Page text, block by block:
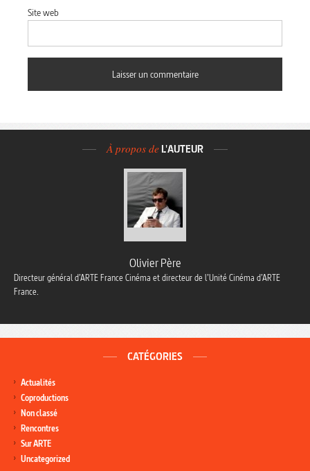
Site web
À propos de L'AUTEUR
Olivier Père
Directeur général d’ARTE France Cinéma et directeur de l’Unité Cinéma d’ARTE
France.
CATÉGORIES
Actualités
Coproductions
Non classé
Rencontres
Sur ARTE
Uncategorized